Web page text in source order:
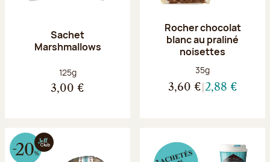
Sachet
Marshmallows
Poids net :
125g
3,00 €
Rocher chocolat
blanc au praliné
noisettes
Poids net :
35g
3,60 € 2,88 €